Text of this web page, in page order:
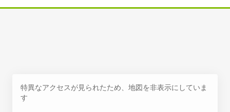
特異なアクセスが見られたため、地図を非表示にしていま
す